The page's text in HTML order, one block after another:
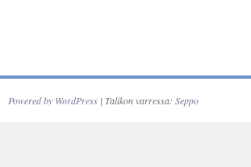
Powered by WordPress | Talikon varressa: Seppo